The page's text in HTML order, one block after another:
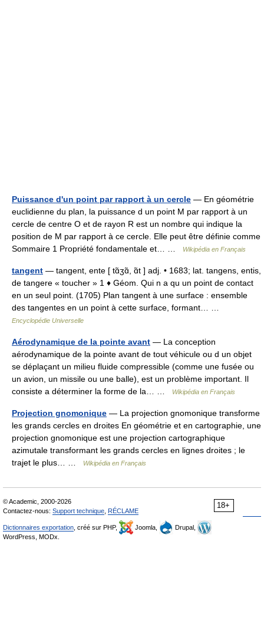
Puissance d'un point par rapport à un cercle — En géométrie
euclidienne du plan, la puissance d un point M par rapport à un
cercle de centre O et de rayon R est un nombre qui indique la
position de M par rapport à ce cercle. Elle peut être définie comme
Sommaire 1 Propriété fondamentale et… …
Wikipédia en Français
tangent — tangent, ente [ tɑ̃ʒɑ̃, ɑ̃t ] adj. • 1683; lat. tangens, entis,
de tangere « toucher » 1 ♦ Géom. Qui n a qu un point de contact
en un seul point. (1705) Plan tangent à une surface : ensemble
des tangentes en un point à cette surface, formant… …
Encyclopédie Universelle
Aérodynamique de la pointe avant — La conception
aérodynamique de la pointe avant de tout véhicule ou d un objet
se déplaçant un milieu fluide compressible (comme une fusée ou
un avion, un missile ou une balle), est un problème important. Il
consiste a déterminer la forme de la… …
Wikipédia en Français
Projection gnomonique — La projection gnomonique transforme
les grands cercles en droites En géométrie et en cartographie, une
projection gnomonique est une projection cartographique
azimutale transformant les grands cercles en lignes droites ; le
trajet le plus… …
Wikipédia en Français
18+
© Academic, 2000-2026
Contactez-nous: Support technique RÉCLAME
Dictionnaires exportation , créé sur PHP, Joomla,
Drupal,
WordPress, MODx.